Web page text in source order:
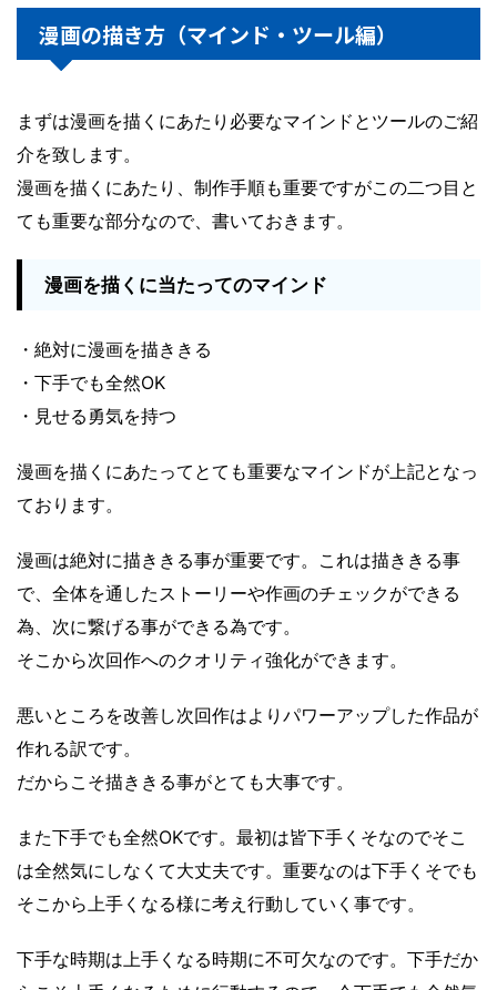
漫画の描き方（マインド・ツール編）
まずは漫画を描くにあたり必要なマインドとツールのご紹
介を致します。
漫画を描くにあたり、制作手順も重要ですがこの二つ目と
ても重要な部分なので、書いておきます。
漫画を描くに当たってのマインド
・絶対に漫画を描ききる
・下手でも全然OK
・見せる勇気を持つ
漫画を描くにあたってとても重要なマインドが上記となっ
ております。
漫画は絶対に描ききる事が重要です。これは描ききる事
で、全体を通したストーリーや作画のチェックができる
為、次に繋げる事ができる為です。
そこから次回作へのクオリティ強化ができます。
悪いところを改善し次回作はよりパワーアップした作品が
作れる訳です。
だからこそ描ききる事がとても大事です。
また下手でも全然OKです。最初は皆下手くそなのでそこ
は全然気にしなくて大丈夫です。重要なのは下手くそでも
そこから上手くなる様に考え行動していく事です。
下手な時期は上手くなる時期に不可欠なのです。下手だか